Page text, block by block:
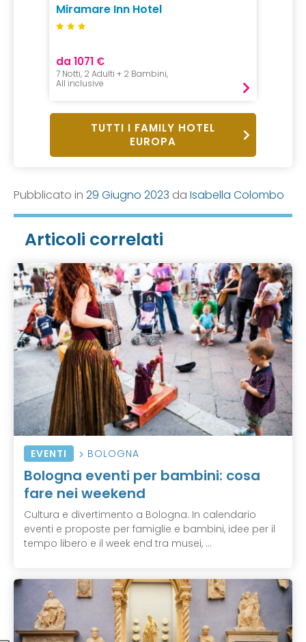
Miramare Inn Hotel
da 1071 €
7 Notti, 2 Adulti + 2 Bambini,
All inclusive
TUTTI I FAMILY HOTEL
EUROPA
Pubblicato in 29 Giugno 2023 da Isabella Colombo
Articoli correlati
EVENTI BOLOGNA
Bologna eventi per bambini: cosa
fare nei weekend
Cultura e divertimento a Bologna. In calendario
eventi e proposte per famiglie e bambini, idee per il
tempo libero e il week end tra musei, ...